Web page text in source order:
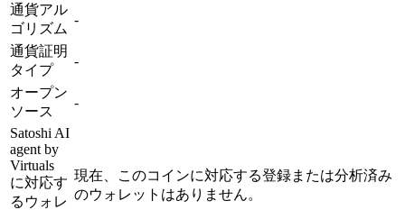
通貨アル
ゴリズム
-
通貨証明
タイプ
-
オープン
ソース
-
Satoshi AI
agent by
Virtuals
に対応す
るウォレ
現在、このコインに対応する登録または分析済み
のウォレットはありません。